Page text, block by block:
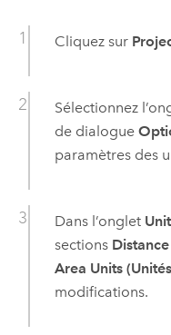
Cliquez sur
Sélectionnez
de dialogue
paramètres des
Dans l’onglet
sections
Area Units
modifications.